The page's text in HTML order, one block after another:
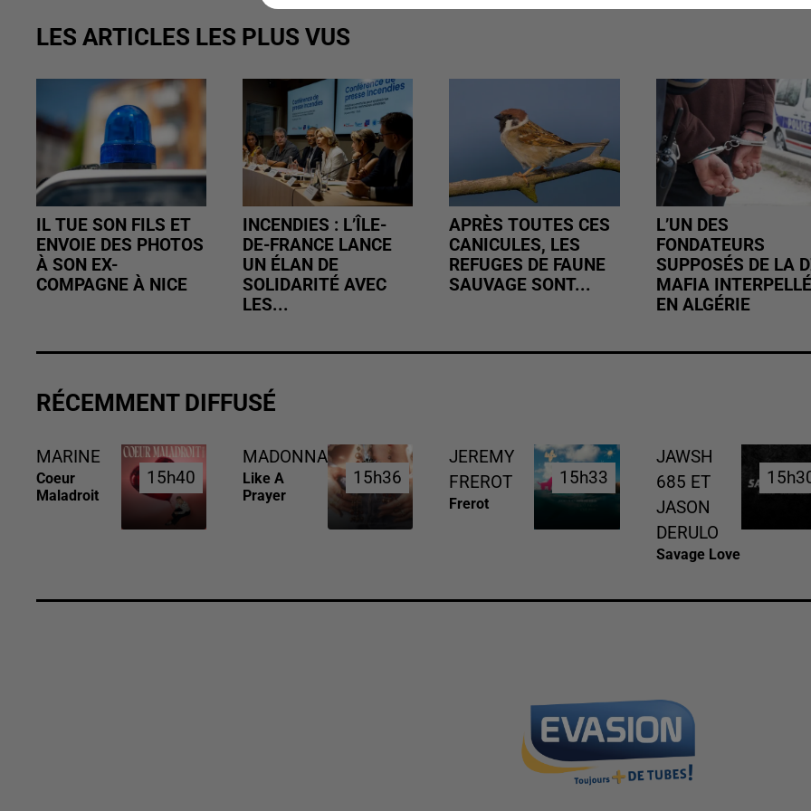
LES ARTICLES LES PLUS VUS
IL TUE SON FILS ET
ENVOIE DES PHOTOS
À SON EX-
COMPAGNE À NICE
INCENDIES : L’ÎLE-
DE-FRANCE LANCE
UN ÉLAN DE
SOLIDARITÉ AVEC
LES...
APRÈS TOUTES CES
CANICULES, LES
REFUGES DE FAUNE
SAUVAGE SONT...
L’UN DES
FONDATEURS
SUPPOSÉS DE LA
MAFIA INTERPELLÉ
EN ALGÉRIE
RÉCEMMENT DIFFUSÉ
MARINE
Coeur
Maladroit
15h40
15h40
MADONNA
Like A
Prayer
15h36
15h36
JEREMY
FREROT
Frerot
15h33
15h33
JAWSH
685 ET
JASON
DERULO
Savage Love